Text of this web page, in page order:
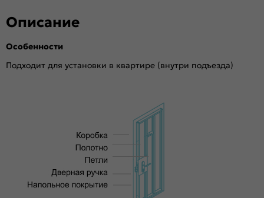
Отделка внутри:
Окраска:
Толщина полотна/коробки, мм:
100/110
2 контура: резиновый и магнитный
8 гибов жесткости в коробе, 6 в полотне
Утепление:
Базальтовая плита, пенополистирол
Описание
Особенности
Подходит для установки в квартире (внутри подъезда)